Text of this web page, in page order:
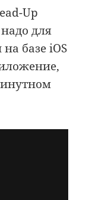
Up
для
базе iOS